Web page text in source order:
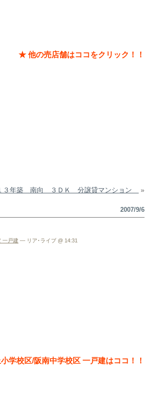
★ 他の売店舗はココをクリック！！
３年築 南向 ３ＤＫ 分譲貸マンション »
2007/9/6
一戸建 — リア･ライブ @ 14:31
学校区/阪南中学校区 一戸建はココ！！